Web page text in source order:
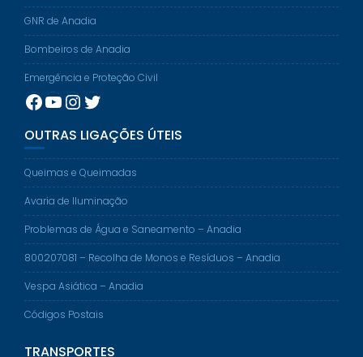
GNR de Anadia
Bombeiros de Anadia
Emergência e Proteção Civil
Facebook
YouTube
Instagram
Twitter
OUTRAS LIGAÇÕES ÚTEIS
Queimas e Queimadas
Avaria de Iluminação
Problemas de Água e Saneamento – Anadia
800207081 – Recolha de Monos e Resíduos – Anadia
Vespa Asiática – Anadia
Códigos Postais
TRANSPORTES